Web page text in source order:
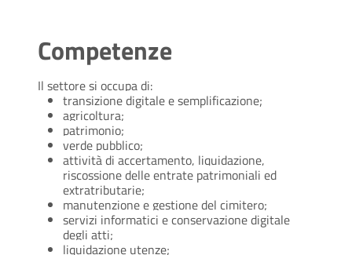
Competenze
Il settore si occupa di:
transizione digitale e semplificazione;
agricoltura;
patrimonio;
verde pubblico;
attività di accertamento, liquidazione,
riscossione delle entrate patrimoniali ed
extratributarie;
manutenzione e gestione del cimitero;
servizi informatici e conservazione digitale
degli atti;
liquidazione utenze;